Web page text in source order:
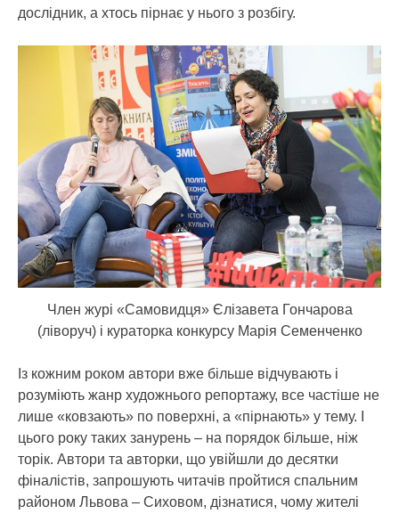
дослідник, а хтось пірнає у нього з розбігу.
Член журі «Самовидця» Єлізавета Гончарова
(ліворуч) і кураторка конкурсу Марія Семенченко
Із кожним роком автори вже більше відчувають і
розуміють жанр художнього репортажу, все частіше не
лише «ковзають» по поверхні, а «пірнають» у тему. І
цього року таких занурень – на порядок більше, ніж
торік. Автори та авторки, що увійшли до десятки
фіналістів, запрошують читачів пройтися спальним
районом Львова – Сиховом, дізнатися, чому жителі